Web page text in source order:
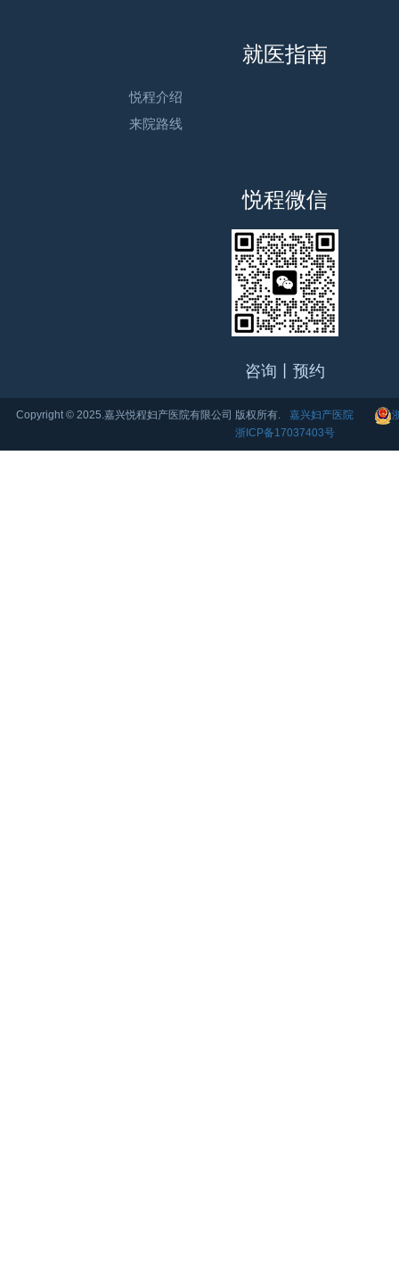
就医指南
悦程介绍
来院路线
悦程微信
咨询丨预约
Copyright © 2025.嘉兴悦程妇产医院有限公司 版权所有. 嘉兴妇产医院
浙ICP备17037403号